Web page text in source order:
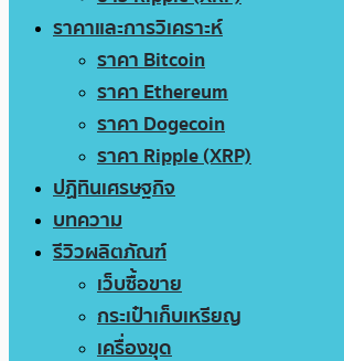
ราคาและการวิเคราะห์
ราคา Bitcoin
ราคา Ethereum
ราคา Dogecoin
ราคา Ripple (XRP)
ปฏิทินเศรษฐกิจ
บทความ
รีวิวผลิตภัณฑ์
เว็บซื้อขาย
กระเป๋าเก็บเหรียญ
เครื่องขุด